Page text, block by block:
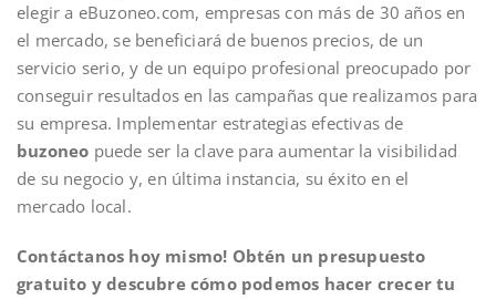
elegir a eBuzoneo.com, empresas con más de 30 años en
el mercado, se beneficiará de buenos precios, de un
servicio serio, y de un equipo profesional preocupado por
conseguir resultados en las campañas que realizamos para
su empresa. Implementar estrategias efectivas de
buzoneo puede ser la clave para aumentar la visibilidad
de su negocio y, en última instancia, su éxito en el
mercado local.
Contáctanos hoy mismo! Obtén un presupuesto
gratuito y descubre cómo podemos hacer crecer tu